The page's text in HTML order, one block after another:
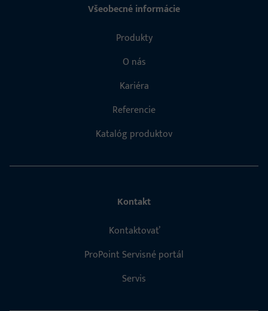
Všeobecné informácie
Produkty
O nás
Kariéra
Referencie
Katalóg produktov
Kontakt
Kontaktovať
ProPoint Servisné portál
Servis